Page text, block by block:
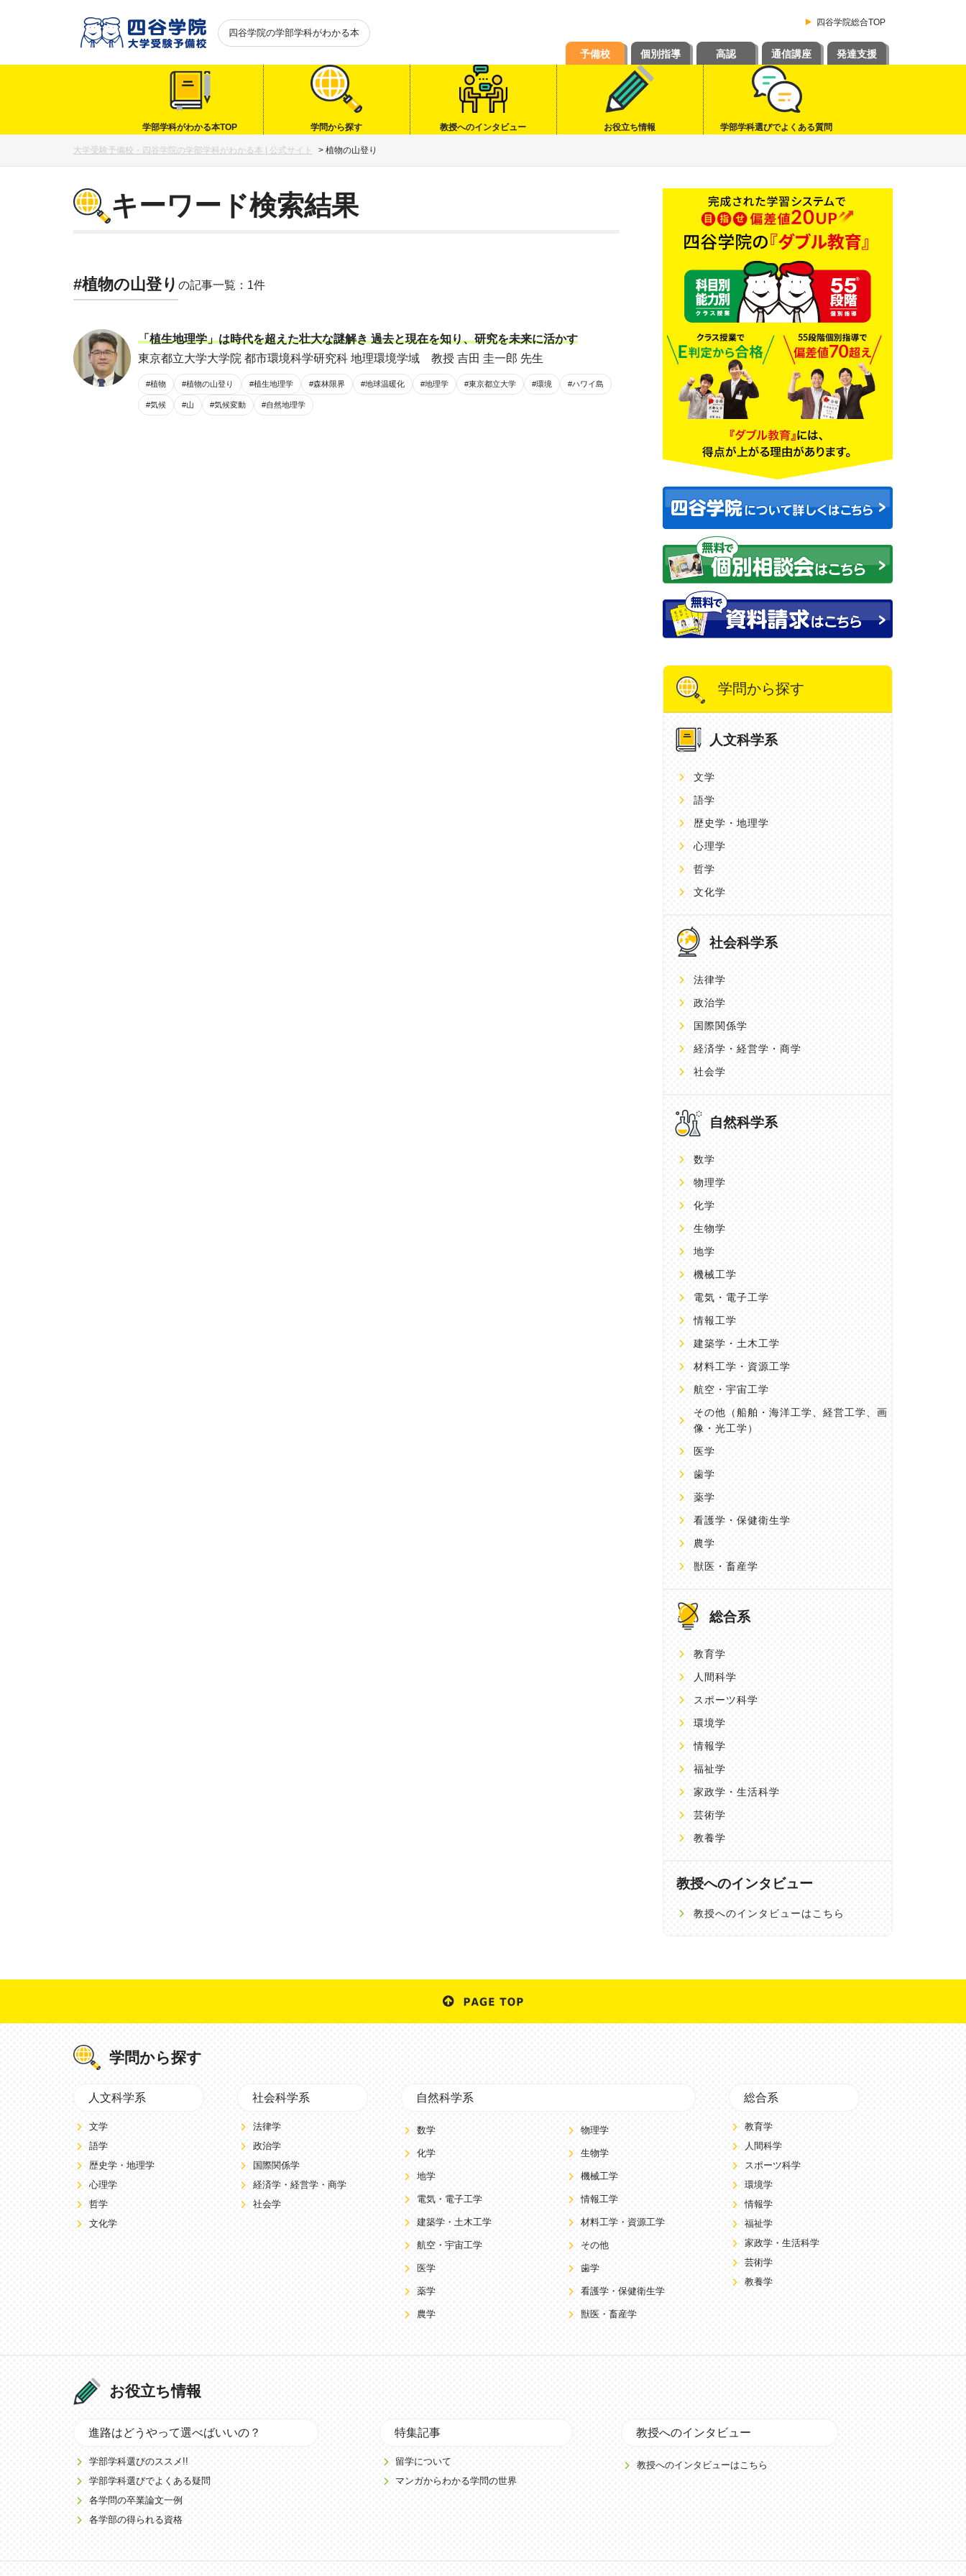
四谷学院の学部学科がわかる本
四谷学院総合TOP
予備校 個別指導 高認 通信講座 発達支援
学部学科がわかる本TOP 学問から探す 教授へのインタビュー お役立ち情報 学部学科選びでよくある質問
大学受験予備校・四谷学院の学部学科がわかる本 | 公式サイト > 植物の山登り
キーワード検索結果
#植物の山登り の記事一覧：1件
「植生地理学」は時代を超えた壮大な謎解き 過去と現在を知り、研究を未来に活かす
東京都立大学大学院 都市環境科学研究科 地理環境学域 教授 吉田 圭一郎 先生
#植物 #植物の山登り #植生地理学 #森林限界 #地球温暖化 #地理学 #東京都立大学 #環境 #ハワイ島
#気候 #山 #気候変動 #自然地理学
学問から探す
人文科学系
文学
語学
歴史学・地理学
心理学
哲学
文化学
社会科学系
法律学
政治学
国際関係学
経済学・経営学・商学
社会学
自然科学系
数学
物理学
化学
生物学
地学
機械工学
電気・電子工学
情報工学
建築学・土木工学
材料工学・資源工学
航空・宇宙工学
その他 （船舶・海洋工学、経営工学、画
像・光工学）
医学
歯学
薬学
看護学・保健衛生学
農学
獣医・畜産学
総合系
教育学
人間科学
スポーツ科学
環境学
情報学
福祉学
家政学・生活科学
芸術学
教養学
教授へのインタビュー
教授へのインタビューはこちら
学問から探す
人文科学系
文学
語学
歴史学・地理学
心理学
哲学
文化学
社会科学系
法律学
政治学
国際関係学
経済学・経営学・商学
社会学
自然科学系
数学 物理学
化学 生物学
地学 機械工学
電気・電子工学 情報工学
建築学・土木工学 材料工学・資源工学
航空・宇宙工学 その他
医学 歯学
薬学 看護学・保健衛生学
農学 獣医・畜産学
総合系
教育学
人間科学
スポーツ科学
環境学
情報学
福祉学
家政学・生活科学
芸術学
教養学
お役立ち情報
進路はどうやって選べばいいの？
学部学科選びのススメ!!
学部学科選びでよくある疑問
各学問の卒業論文一例
各学部の得られる資格
特集記事
留学について
マンガからわかる学問の世界
教授へのインタビュー
教授へのインタビューはこちら